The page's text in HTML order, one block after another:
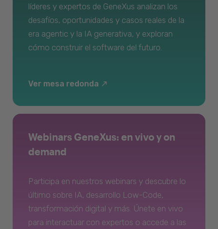
líderes y expertos de GeneXus analizan los
desafíos, oportunidades y casos reales de la
era agentic y la IA generativa, y exploran
cómo construir el software del futuro.
Ver mesa redonda
Webinars GeneXus: en vivo y on
demand
Participa en nuestros webinars y descubre lo
último sobre IA, desarrollo Low-Code,
transformación digital y más. Únete en vivo
para interactuar con expertos o accede a las